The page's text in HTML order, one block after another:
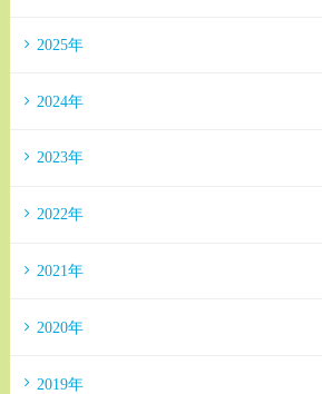
2025年
2024年
2023年
2022年
2021年
2020年
2019年